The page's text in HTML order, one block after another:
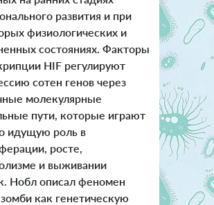
развития и при
физиологических и
состояниях. Факторы
HIF регулируют
сотен генов через
молекулярные
пути, которые играют
идущую роль в
росте,
и выживании
Нобл описал феномен
как генетическую